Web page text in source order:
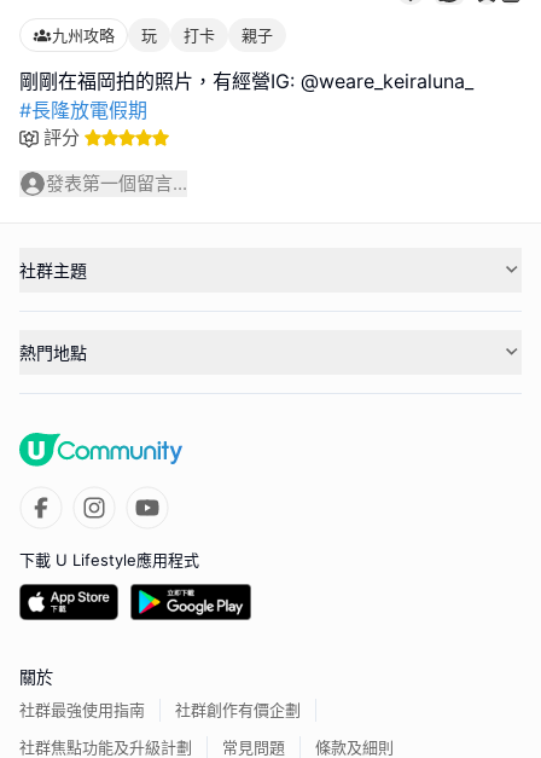
九州攻略 玩 打卡 親子
#長隆放電假期
評分
發表第一個留言...
社群主題
熱門地點
下載 U Lifestyle應用程式
關於
社群最強使用指南
社群創作有價企劃
社群焦點功能及升級計劃
常見問題 條款及細則